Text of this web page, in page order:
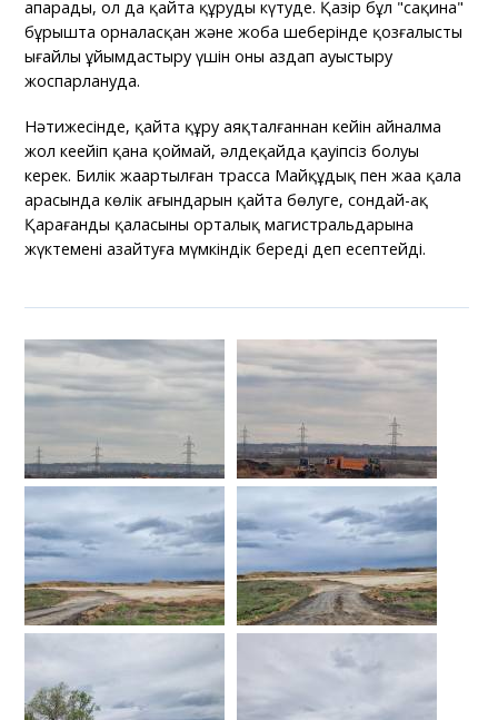
апарады, ол да қайта құруды күтуде. Қазір бұл "сақина"
бұрышта орналасқан және жоба шеңберінде қозғалысты
ыңғайлы ұйымдастыру үшін оны аздап ауыстыру
жоспарлануда.
Нәтижесінде, қайта құру аяқталғаннан кейін айналма
жол кеңейіп қана қоймай, әлдеқайда қауіпсіз болуы
керек. Билік жаңартылған трасса Майқұдық пен жаңа қала
арасында көлік ағындарын қайта бөлуге, сондай-ақ
Қарағанды қаласының орталық магистральдарына
жүктемені азайтуға мүмкіндік береді деп есептейді.